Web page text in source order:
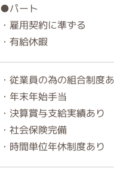
●パート
・雇用契約に準ずる
・有給休暇
・従業員の為の組合制度
・年末年始手当
・決算賞与支給実績あり
・社会保険完備
・時間単位年休制度あり